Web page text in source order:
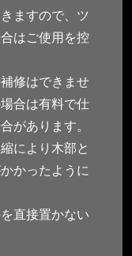
ますので、ツ
はご使用を控
修はできませ
合は有料で仕
があります。
により木部と
かったように
直接置かない